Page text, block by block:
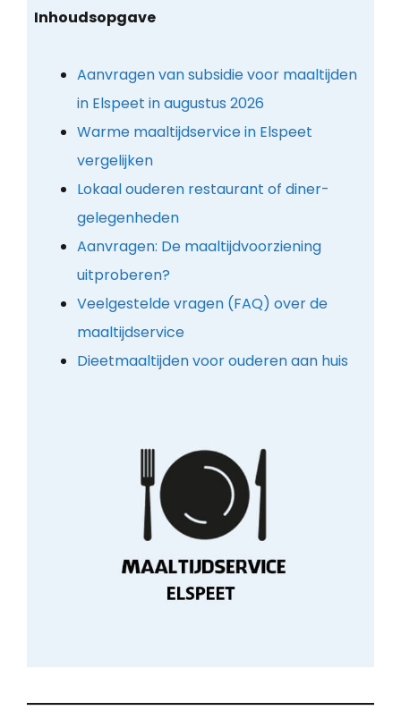
Inhoudsopgave
Aanvragen van subsidie voor maaltijden
in Elspeet in augustus 2026
Warme maaltijdservice in Elspeet
vergelijken
Lokaal ouderen restaurant of diner-
gelegenheden
Aanvragen: De maaltijdvoorziening
uitproberen?
Veelgestelde vragen (FAQ) over de
maaltijdservice
Dieetmaaltijden voor ouderen aan huis